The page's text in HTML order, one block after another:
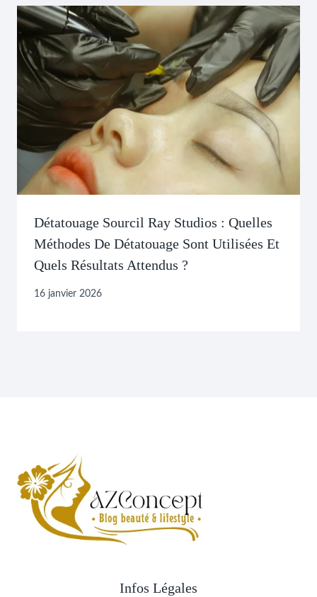
Détatouage Sourcil Ray Studios : Quelles
Méthodes De Détatouage Sont Utilisées Et
Quels Résultats Attendus ?
16 janvier 2026
Infos Légales